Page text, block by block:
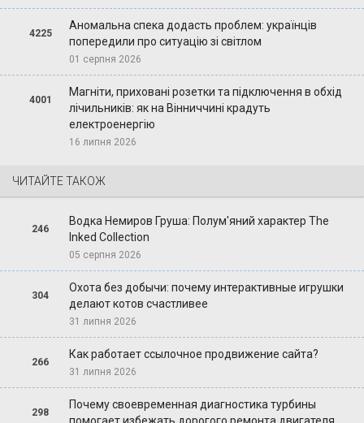
4225
Аномальна спека додасть проблем: українців
попередили про ситуацію зі світлом
01 серпня 2026
4001
Магніти, приховані розетки та підключення в обхід
лічильників: як на Вінниччині крадуть
електроенергію
16 липня 2026
ЧИТАЙТЕ ТАКОЖ
246
Водка Немиров Груша: Полум'яний характер The
Inked Collection
05 серпня 2026
304
Охота без добычи: почему интерактивные игрушки
делают котов счастливее
31 липня 2026
266
Как работает ссылочное продвижение сайта?
31 липня 2026
298
Почему своевременная диагностика турбины